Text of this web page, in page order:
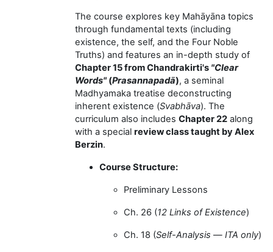
The course explores key Mahāyāna topics
through fundamental texts (including
existence, the self, and the Four Noble
Truths) and features an in-depth study of
Chapter 15 from Chandrakirti's "Clear
Words" (Prasannapadā), a seminal
Madhyamaka treatise deconstructing
inherent existence (Svabhāva). The
curriculum also includes Chapter 22 along
with a special review class taught by Alex
Berzin.
Course Structure:
Preliminary Lessons
Ch. 26 (12 Links of Existence)
Ch. 18 (Self-Analysis — ITA only)